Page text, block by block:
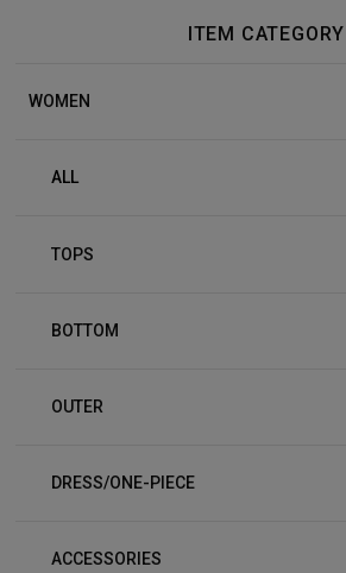
ITEM CATEGORY
WOMEN
ALL
TOPS
BOTTOM
OUTER
DRESS/ONE-PIECE
ACCESSORIES